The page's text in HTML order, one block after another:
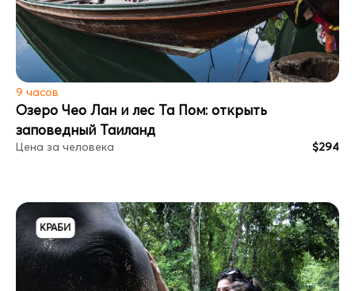
9 часов
Озеро Чео Лан и лес Та Пом: открыть
заповедный Таиланд
Цена за человека $294
КРАБИ